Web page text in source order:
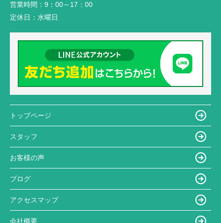
営業時間： 9：00～17：00
定休日： 水曜日
トップページ
スタッフ
お客様の声
ブログ
アクセスマップ
会社概要